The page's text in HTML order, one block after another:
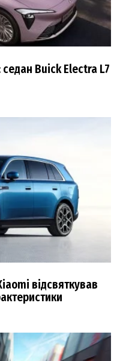
Buick Electra L7
відсвяткував